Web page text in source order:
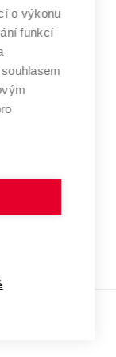
o výkonu
funkcí